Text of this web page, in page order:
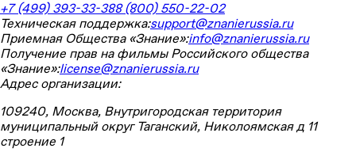
+7 (499) 393-33-388 (800) 550-22-02
Техническая поддержка:support@znanierussia.ru
Приемная Общества «Знание»:info@znanierussia.ru
Получение прав на фильмы Российского общества
«Знание»:license@znanierussia.ru
Адрес организации:
109240, Москва, Внутригородская территория
муниципальный округ Таганский, Николоямская д 11
строение 1